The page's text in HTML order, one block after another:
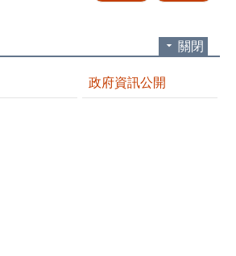
關閉
政府資訊公開